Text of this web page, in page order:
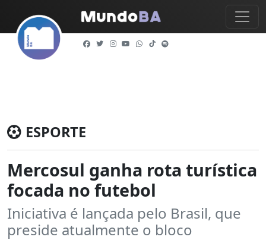
ESPORTE
Mercosul ganha rota turística
focada no futebol
Iniciativa é lançada pelo Brasil, que
preside atualmente o bloco